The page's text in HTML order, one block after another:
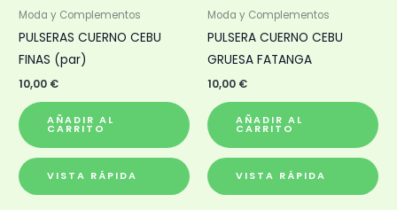
Moda y Complementos
PULSERAS CUERNO CEBU
FINAS (par)
10,00 €
AÑADIR AL
CARRITO
VISTA RÁPIDA
Moda y Complementos
PULSERA CUERNO CEBU
GRUESA FATANGA
10,00 €
AÑADIR AL
CARRITO
VISTA RÁPIDA